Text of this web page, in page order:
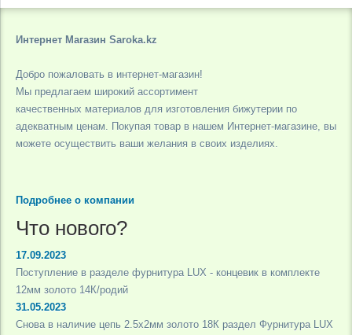
Интернет Магазин Saroka.kz
Добро пожаловать в интернет-магазин!
Мы предлагаем широкий ассортимент
качественных материалов для изготовления бижутерии по
адекватным ценам. Покупая товар в нашем Интернет-магазине, вы
можете осуществить ваши желания в своих изделиях.
Подробнее о компании
Что нового?
17.09.2023
Поступление в разделе фурнитура LUX - концевик в комплекте
12мм золото 14К/родий
31.05.2023
Снова в наличие цепь 2.5х2мм золото 18К раздел Фурнитура LUX